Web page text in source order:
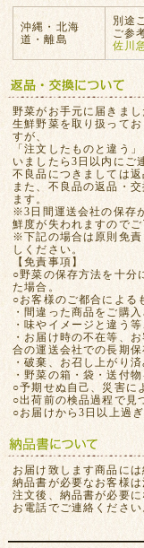
沖縄・北海
道・離島
別途
ご参
佐川
野菜がお手元に届きま
生鮮野菜を取り扱って
すが、
「注文したものと違う
いましたら3日以内にご
不良品につきましては
また、不良品の返品・
ます。
※3日間運送会社の保存
鮮度が失われますのでご
※下記の場合は原則免責
しください。
【免責事項】
○野菜の保存方法を十分
た場合。
○お客様のご都合による
・間違った商品をご購
・味やイメージと違う
・お届け時の不在等、
合の運送会社での長期
・破棄、お召し上がり
・野菜の箱・袋・送付
○予期せぬ自己、災害に
○出荷前の検品過程で見
○お届けから3日以上過ぎ
お届け致します商品に
納品書が必要なお客様
注文後、納品書が必要
お電話でご連絡ください